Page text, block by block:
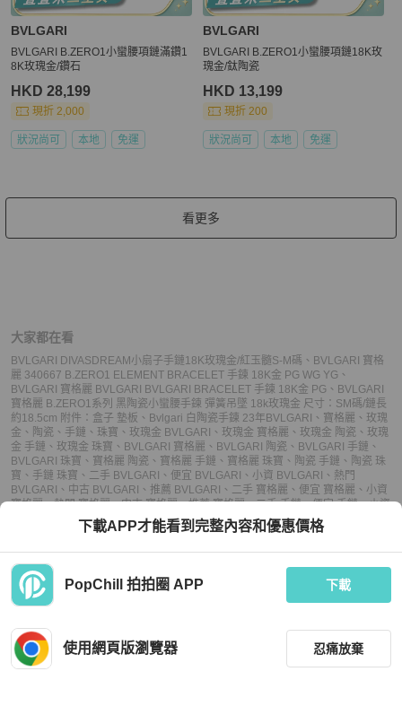
BVLGARI
BVLGARI B.ZERO1小蠻腰項鏈滿鑽1
8K玫瑰金/鑽石
HKD 28,199
現折 2,000
狀況尚可 本地 免運
BVLGARI
BVLGARI B.ZERO1小蠻腰項鏈18K玫
瑰金/鈦陶瓷
HKD 13,199
現折 200
狀況尚可 本地 免運
看更多
大家都在看
BVLGARI DIVASDREAM小扇子手鏈18K玫瑰金/紅玉髓S-M碼 、 BVLGARI 寶格
麗 340667 B.ZERO1 ELEMENT BRACELET 手鍊 18K金 PG WG YG 、
BVLGARI 寶格麗 BVLGARI BVLGARI BRACELET 手鍊 18K金 PG 、 BVLGARI
寶格麗 B.ZERO1系列 黑陶瓷小蠻腰手鍊 彈簧吊墜 18k玫瑰金 尺寸：SM碼/鏈長
約18.5cm 附件：盒子 墊板 、 Bvlgari 白陶瓷手鍊 23年BVLGARI 、 寶格麗 、 玫瑰
金 、 陶瓷 、 手鏈 、 珠寶 、 玫瑰金 BVLGARI 、 玫瑰金 寶格麗 、 玫瑰金 陶瓷 、 玫瑰
金 手鏈 、 玫瑰金 珠寶 、 BVLGARI 寶格麗 、 BVLGARI 陶瓷 、 BVLGARI 手鏈 、
BVLGARI 珠寶 、 寶格麗 陶瓷 、 寶格麗 手鏈 、 寶格麗 珠寶 、 陶瓷 手鏈 、 陶瓷 珠
寶 、 手鏈 珠寶 、 二手 BVLGARI 、 便宜 BVLGARI 、 小資 BVLGARI 、 熱門
BVLGARI 、 中古 BVLGARI 、 推薦 BVLGARI 、 二手 寶格麗 、 便宜 寶格麗 、 小資
寶格麗、熱門 寶格麗、中古 寶格麗、推薦 寶格麗、二手 手鏈、便宜 手鏈、小資
熱門 手鏈、中古 手鏈 、推薦 手鏈、二手 珠寶、便宜 珠寶、
中古 珠寶、 推薦 珠寶
下載APP才能看到完整內容和優惠價格
PopChill 拍拍圈 APP 下載
使用網頁版瀏覽器 忍痛放棄